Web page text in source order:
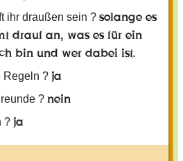
ihr draußen sein ? solange es
drauf an, was es für ein
bin und wer dabei ist.
Regeln ? ja
? nein
? ja